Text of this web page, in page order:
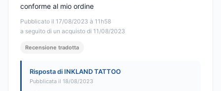
Pubblicato il 17/08/2023 à 11h58
a seguito di un acquisto di 11/08/2023
conforme al mio ordine
Recensione tradotta
Risposta di INKLAND TATTOO
Pubblicata il 18/08/2023